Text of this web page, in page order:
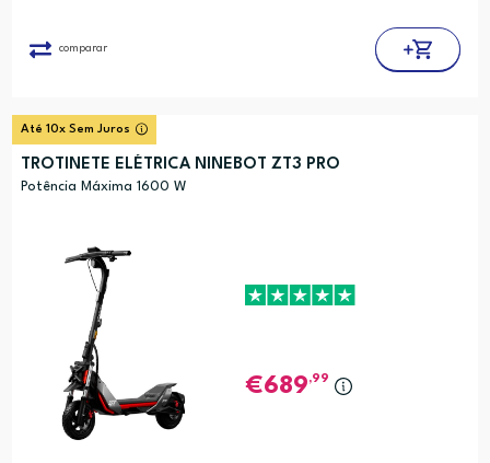
comparar
Até 10x Sem Juros
TROTINETE ELÉTRICA NINEBOT ZT3 PRO
Potência Máxima 1600 W
689,99